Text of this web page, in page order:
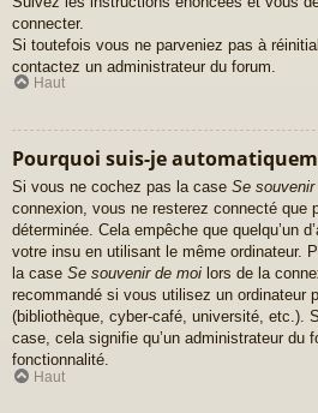
connecter.
Si toutefois vous ne parveniez pas à
contactez un administrateur du forum.
Haut
Pourquoi suis-je
Si vous ne cochez pas la case Se
connexion, vous ne resterez connecté que
déterminée. Cela empêche que quelqu’un
votre insu en utilisant le même ordinateur.
la case Se souvenir de moi lors de la
recommandé si vous utilisez un ordinateur
(bibliothèque, cyber-café, université, etc.).
case, cela signifie qu’un administrateur du
fonctionnalité.
Haut